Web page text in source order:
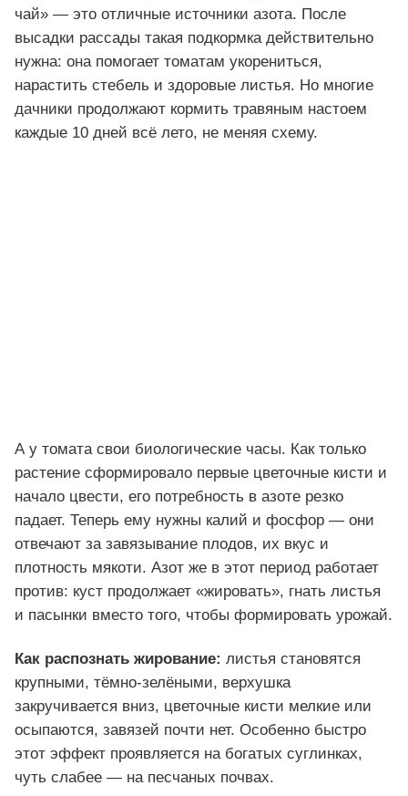
чай» — это отличные источники азота. После
высадки рассады такая подкормка действительно
нужна: она помогает томатам укорениться,
нарастить стебель и здоровые листья. Но многие
дачники продолжают кормить травяным настоем
каждые 10 дней всё лето, не меняя схему.
А у томата свои биологические часы. Как только
растение сформировало первые цветочные кисти и
начало цвести, его потребность в азоте резко
падает. Теперь ему нужны калий и фосфор — они
отвечают за завязывание плодов, их вкус и
плотность мякоти. Азот же в этот период работает
против: куст продолжает «жировать», гнать листья
и пасынки вместо того, чтобы формировать урожай.
Как распознать жирование: листья становятся
крупными, тёмно-зелёными, верхушка
закручивается вниз, цветочные кисти мелкие или
осыпаются, завязей почти нет. Особенно быстро
этот эффект проявляется на богатых суглинках,
чуть слабее — на песчаных почвах.